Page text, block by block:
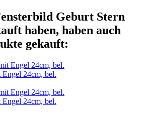
Geburt Stern
haben, haben auch
gekauft:
24cm, bel.
24cm, bel.